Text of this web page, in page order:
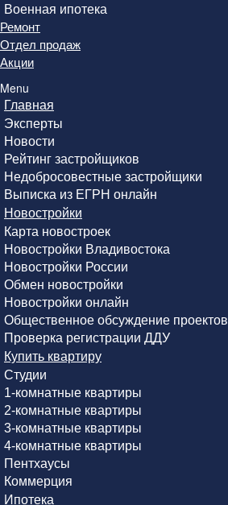
Военная ипотека
Ремонт
Отдел продаж
Акции
Menu
Главная
Эксперты
Новости
Рейтинг застройщиков
Недобросовестные застройщики
Выписка из ЕГРН онлайн
Новостройки
Карта новостроек
Новостройки Владивостока
Новостройки России
Обмен новостройки
Новостройки онлайн
Общественное обсуждение проектов
Проверка регистрации ДДУ
Купить квартиру
Студии
1-комнатные квартиры
2-комнатные квартиры
3-комнатные квартиры
4-комнатные квартиры
Пентхаусы
Коммерция
Ипотека